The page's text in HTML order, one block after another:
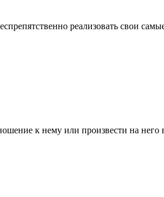
реализовать свои
к нему или произвести на